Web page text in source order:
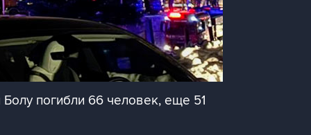
погибли 66 человек, еще 51